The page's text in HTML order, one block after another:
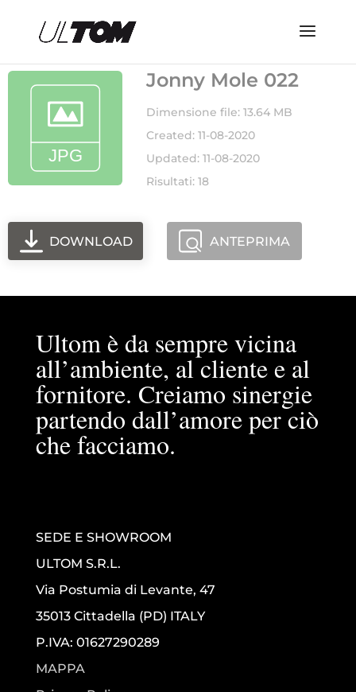
Jonny Mole 022
Dimensione file: 13.64 MB
Created: 11-08-2020
Updated: 11-08-2020
Risultati: 18
DOWNLOAD ANTEPRIMA
Ultom è da sempre vicina
all’ambiente, al cliente e al
fornitore. Creiamo sinergie
partendo dall’amore per ciò
che facciamo.
SEDE E SHOWROOM
ULTOM S.R.L.
Via Postumia di Levante, 47
35013 Cittadella (PD) ITALY
P.IVA: 01627290289
MAPPA